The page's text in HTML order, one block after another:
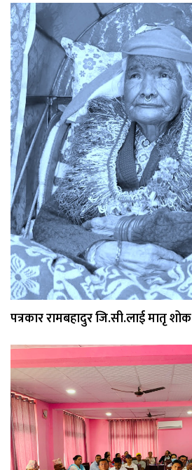
पत्रकार रामबहादुर जि.सी.लाई मातृ शोक